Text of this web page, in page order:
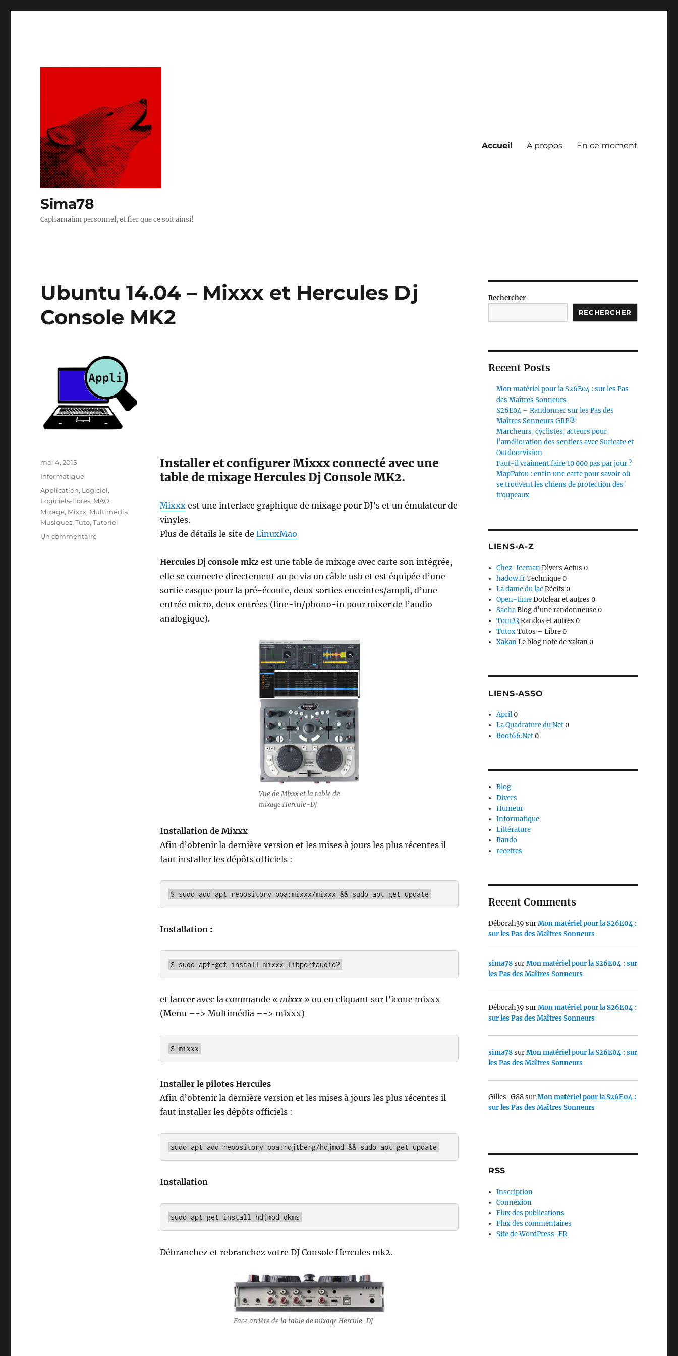
Sima78
Capharnaüm personnel, et fier que ce soit ainsi!
Accueil À propos En ce moment
Ubuntu 14.04 – Mixxx et Hercules Dj
Console MK2
Installer et configurer Mixxx connecté avec une
table de mixage Hercules Dj Console MK2.
Mixxxest une interface graphique de mixage pour DJ’s et un émulateur de
vinyles.
Plus de détails le site de LinuxMao
Hercules Dj console mk2est une table de mixage avec carte son intégrée,
elle se connecte directement au pc via un câble usb et est équipée d’une
sortie casque pour la pré-écoute, deux sorties enceintes/ampli, d’une
entrée micro, deux entrées (line-in/phono-in pour mixer de l’audio
analogique).
Vue de Mixxx et la table de
mixage Hercule-DJ
Installation de Mixxx
Afin d’obtenir la dernière version et les mises à jours les plus récentes il
faut installer les dépôts officiels :
$ sudo add-apt-repository ppa:mixxx/mixxx && sudo apt-get update
Installation :
$ sudo apt-get install mixxx libportaudio2
et lancer avec la commande « mixxx » ou en cliquant sur l’icone mixxx
(Menu –-> Multimédia –-> mixxx)
$ mixxx
Installer le pilotes Hercules
Afin d’obtenir la dernière version et les mises à jours les plus récentes il
faut installer les dépôts officiels :
sudo apt-add-repository ppa:rojtberg/hdjmod && sudo apt-get update
Installation
sudo apt-get install hdjmod-dkms
Débranchez et rebranchez votre DJ Console Hercules mk2.
Face arrière de la table de mixage Hercule-DJ
Publié
mai 4, 2015
Catégories
Informatique
Étiquettes
Application, Logiciel,
Logiciels-libres, MAO,
Mixage, Mixxx, Multimédia,
Musiques,Tuto,Tutoriel
Un commentairesur
Rechercher
RECHERCHER
Recent Posts
Mon matériel pour la S26E04 : sur les Pas
des Maîtres Sonneurs
S26E04 – Randonner sur les Pas des
Maîtres Sonneurs GRP®
Marcheurs, cyclistes, acteurs pour
l’amélioration des sentiers avec Suricate et
Outdoorvision
Faut-il vraiment faire 10 000 pas par jour ?
MapPatou : enfin une carte pour savoir où
se trouvent les chiens de protection des
troupeaux
LIENS-A-Z
Chez-IcemanDivers Actus 0
hadow.frTechnique 0
La dame du lac Récits 0
Open-timeDotclear et autres 0
SachaBlog d’une randonneuse 0
Tom23Randos et autres 0
TutoxTutos – Libre 0
XakanLe blog note de xakan 0
LIENS-ASSO
April0
La Quadrature du Net0
Root66.Net0
Blog
Divers
Humeur
Informatique
Littérature
Rando
recettes
Recent Comments
Déborah39 surMon matériel pour la S26E04 :
sur les Pas des Maîtres Sonneurs
sima78surMon matériel pour la S26E04 : sur
les Pas des Maîtres Sonneurs
Déborah39 surMon matériel pour la S26E04 :
sur les Pas des Maîtres Sonneurs
sima78surMon matériel pour la S26E04 : sur
les Pas des Maîtres Sonneurs
Gilles-G88surMon matériel pour la S26E04 :
sur les Pas des Maîtres Sonneurs
RSS
Inscription
Connexion
Flux des publications
Flux des commentaires
Site de WordPress-FR